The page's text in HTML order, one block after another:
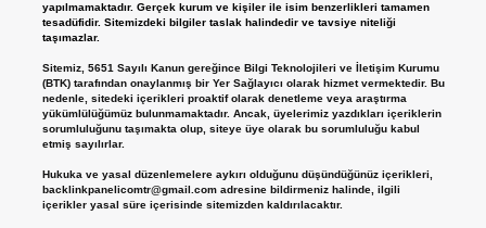
yapılmamaktadır. Gerçek kurum ve kişiler ile isim benzerlikleri tamamen
tesadüfidir. Sitemizdeki bilgiler taslak halindedir ve tavsiye niteliği
taşımazlar.
Sitemiz, 5651 Sayılı Kanun gereğince Bilgi Teknolojileri ve İletişim Kurumu
(BTK) tarafından onaylanmış bir Yer Sağlayıcı olarak hizmet vermektedir. Bu
nedenle, sitedeki içerikleri proaktif olarak denetleme veya araştırma
yükümlülüğümüz bulunmamaktadır. Ancak, üyelerimiz yazdıkları içeriklerin
sorumluluğunu taşımakta olup, siteye üye olarak bu sorumluluğu kabul
etmiş sayılırlar.
Hukuka ve yasal düzenlemelere aykırı olduğunu düşündüğünüz içerikleri,
backlinkpanelicomtr@gmail.comadresine bildirmeniz halinde, ilgili
içerikler yasal süre içerisinde sitemizden kaldırılacaktır.